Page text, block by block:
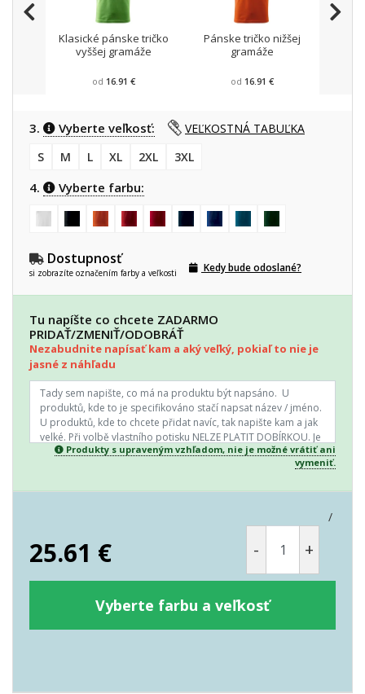
Klasické pánske tričko
vyššej gramáže
od 16.91 €
Pánske tričko nižšej
gramáže
od 16.91 €
3. Vyberte veľkosť:
VEĽKOSTNÁ TABUĽKA
S
M L XL 2XL 3XL
4. Vyberte farbu:
Dostupnosť
si zobrazíte označením farby a veľkosti Kedy bude odoslané?
Tu napíšte co chcete ZADARMO
PRIDAŤ/ZMENIŤ/ODOBRÁŤ
Nezabudnite napísať kam a aký veľký, pokiaľ to nie je
jasné z náhľadu
Produkty s upraveným vzhľadom, nie je možné vrátiť ani
vymeniť.
/
25.61 € - +
Vyberte farbu a veľkosť